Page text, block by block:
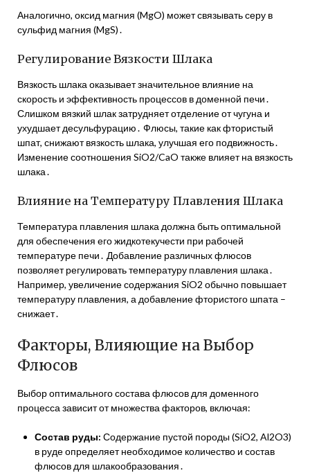
Аналогично, оксид магния (MgO) может связывать серу в
сульфид магния (MgS)․
Регулирование Вязкости Шлака
Вязкость шлака оказывает значительное влияние на
скорость и эффективность процессов в доменной печи․
Слишком вязкий шлак затрудняет отделение от чугуна и
ухудшает десульфурацию․ Флюсы, такие как фтористый
шпат, снижают вязкость шлака, улучшая его подвижность․
Изменение соотношения SiO2/CaO также влияет на вязкость
шлака․
Влияние на Температуру Плавления Шлака
Температура плавления шлака должна быть оптимальной
для обеспечения его жидкотекучести при рабочей
температуре печи․ Добавление различных флюсов
позволяет регулировать температуру плавления шлака․
Например, увеличение содержания SiO2 обычно повышает
температуру плавления, а добавление фтористого шпата –
снижает․
Факторы, Влияющие на Выбор
Флюсов
Выбор оптимального состава флюсов для доменного
процесса зависит от множества факторов, включая:
Состав руды: Содержание пустой породы (SiO2, Al2O3)
в руде определяет необходимое количество и состав
флюсов для шлакообразования․